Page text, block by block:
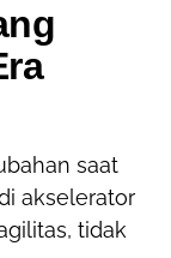
saat
akselerator
tidak